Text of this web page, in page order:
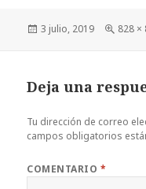
Publicado
3 julio, 2019 828 ×
Deja una
Tu dirección de correo
campos obligatorios
COMENTARIO *